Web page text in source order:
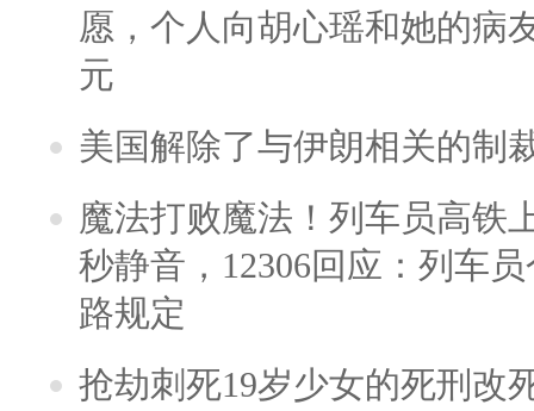
愿，个人向胡心瑶和她的病
元
美国解除了与伊朗相关的制
魔法打败魔法！列车员高铁
秒静音，12306回应：列车
路规定
抢劫刺死19岁少女的死刑改